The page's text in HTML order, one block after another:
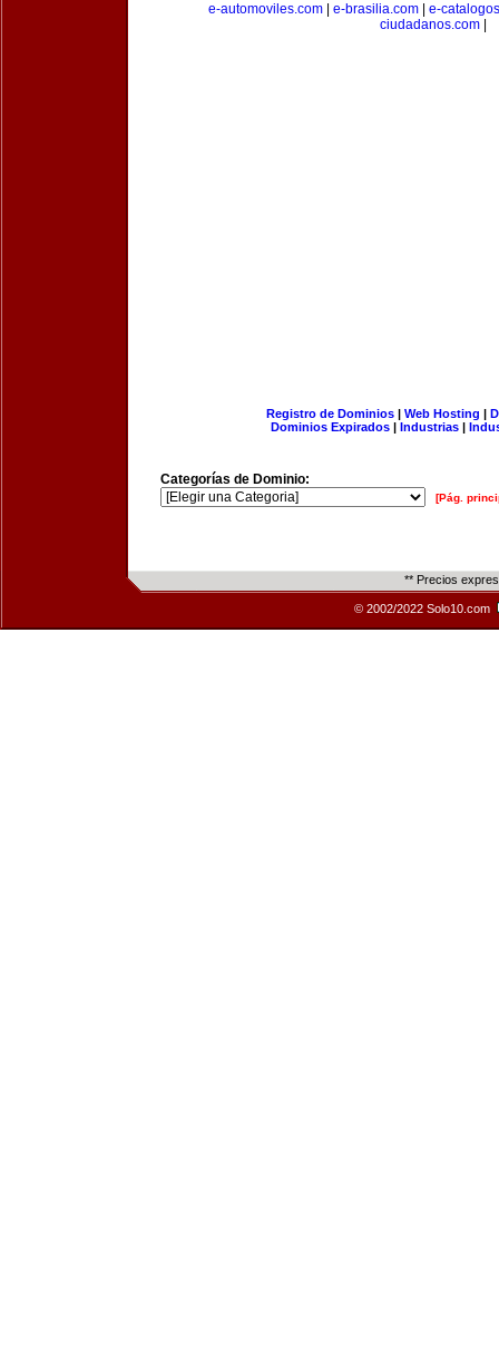
e-automoviles.com
e-brasilia.com
e-
ciudadanos.com
Registro de Dominios| Web Hosting |
Dominios Expirados | Industrias |
Categorías de Dominio:
[Pág.
** Precios
© 2002/2022 Solo10.com